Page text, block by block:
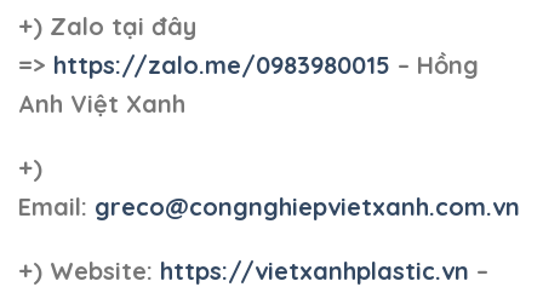
+) Zalo tại đây
=> https://zalo.me/0983980015 – Hồng
Anh Việt Xanh
+)
Email: greco@congnghiepvietxanh.com.vn
+) Website: https://vietxanhplastic.vn –